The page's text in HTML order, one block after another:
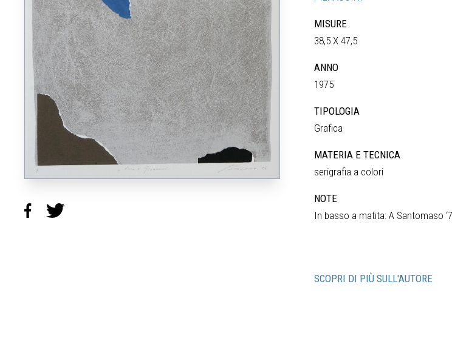
MISURE
38,5 X 47,5
ANNO
1975
TIPOLOGIA
Grafica
MATERIA E TECNICA
serigrafia a colori
NOTE
In basso a matita: A Santomaso
SCOPRI DI PIÙ SULL'AUTORE